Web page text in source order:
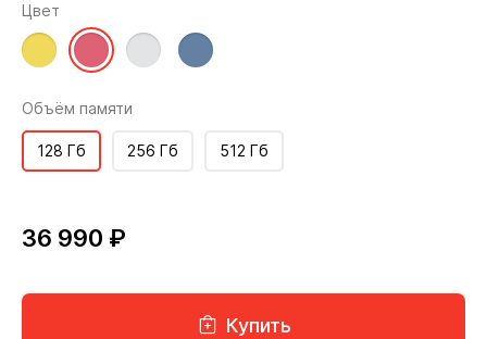
Цвет
Объём памяти
128 Гб 256 Гб 512 Гб
36 990 ₽
Купить